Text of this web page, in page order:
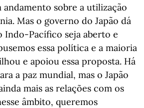
andamento sobre a utilização
Mas o governo do Japão dá
Indo-Pacífico seja aberto e
essa política e a maioria
e apoiou essa proposta. Há
a paz mundial, mas o Japão
mais as relações com os
âmbito, queremos